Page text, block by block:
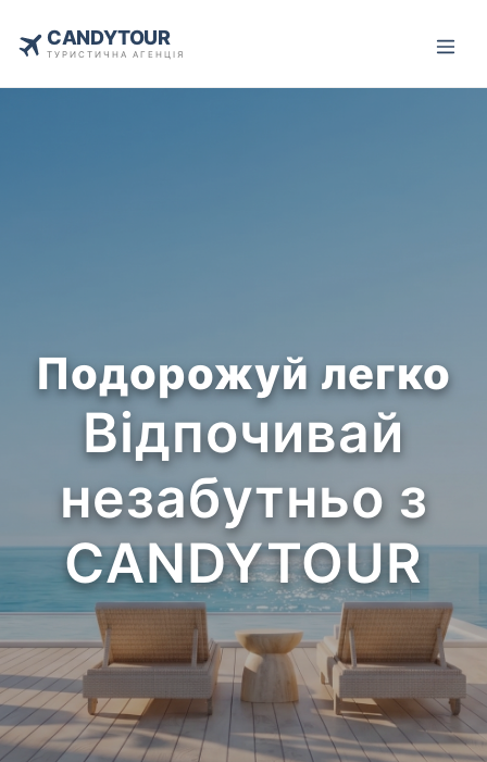
CANDYTOUR
ТУРИСТИЧНА АГЕНЦІЯ
Подорожуй легко
Відпочивай
незабутньо з
CANDYTOUR